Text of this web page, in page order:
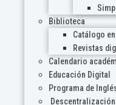
Biblioteca
Catálogo
Revistas
Calendario
Educación Digital
Programa de